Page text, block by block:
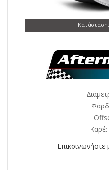
Καρέ:
Επικοινωνήστε